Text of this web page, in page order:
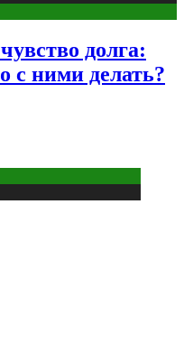
долга:
с ними делать?